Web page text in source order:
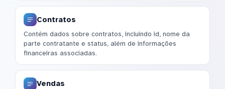
Contratos
Contém dados sobre contratos, incluindo id, nome da
parte contratante e status, além de informações
financeiras associadas.
Vendas